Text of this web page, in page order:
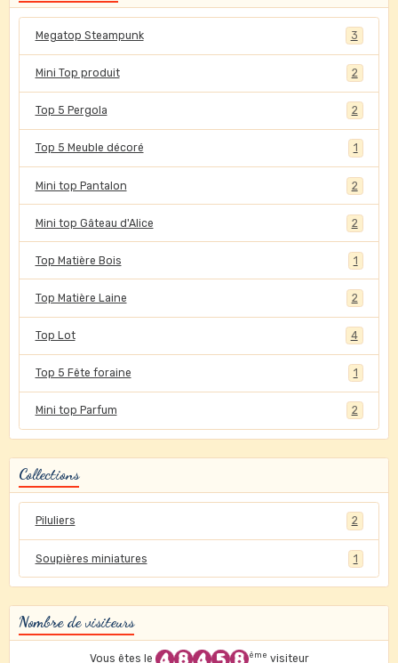
Megatop Steampunk 3
Mini Top produit 2
Top 5 Pergola 2
Top 5 Meuble décoré 1
Mini top Pantalon 2
Mini top Gâteau d'Alice 2
Top Matière Bois 1
Top Matière Laine 2
Top Lot 4
Top 5 Fête foraine 1
Mini top Parfum 2
Collections
Piluliers 2
Soupières miniatures 1
Nombre de visiteurs
Vous êtes le ème visiteur